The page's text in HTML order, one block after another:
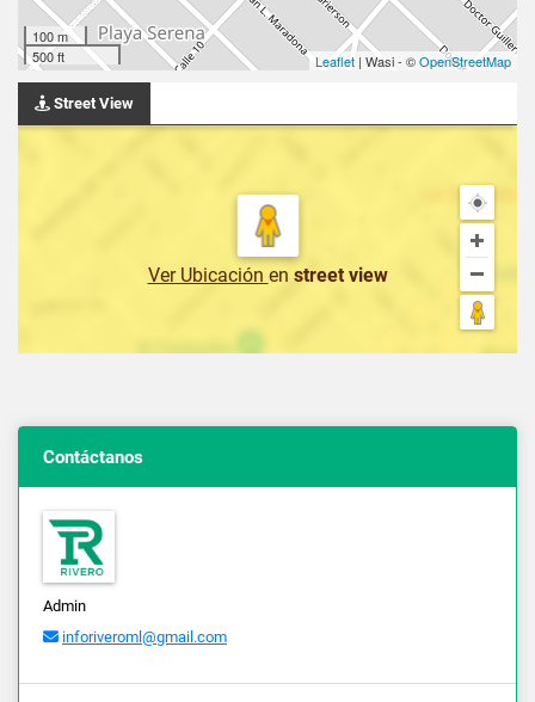
100 m
500 ft
Leaflet | Wasi - ©OpenStreetMap
Street View
Ver Ubicación en street view
Contáctanos
Admin
inforiveroml@gmail.com